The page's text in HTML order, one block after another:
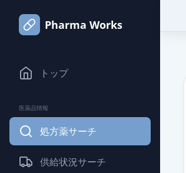
Pharma Works
トップ
医薬品情報
処方薬サーチ
供給状況サーチ